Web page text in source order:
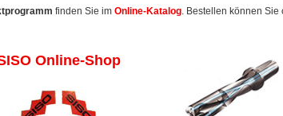
finden Sie im Online-Katalog. Bestellen können
Online-Shop